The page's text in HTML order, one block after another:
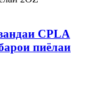
CPLA
пиёлаи